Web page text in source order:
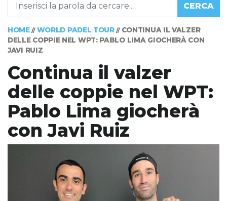
CERCA
HOME// WORLD PADEL TOUR// CONTINUA IL VALZER
DELLE COPPIE NEL WPT: PABLO LIMA GIOCHERÀ CON
JAVI RUIZ
Continua il valzer
delle coppie nel WPT:
Pablo Lima giocherà
con Javi Ruiz